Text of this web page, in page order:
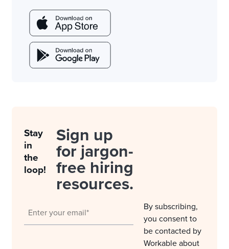
Stay
in
the
loop!
Sign up
for jargon-
free hiring
resources.
By subscribing,
you consent to
be contacted by
Workable about